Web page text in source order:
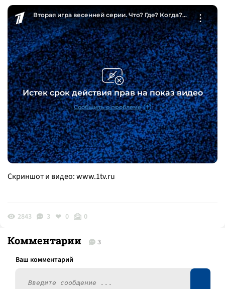
Скриншот и видео:www.1tv.ru
2843 3 0 0
Комментарии 3